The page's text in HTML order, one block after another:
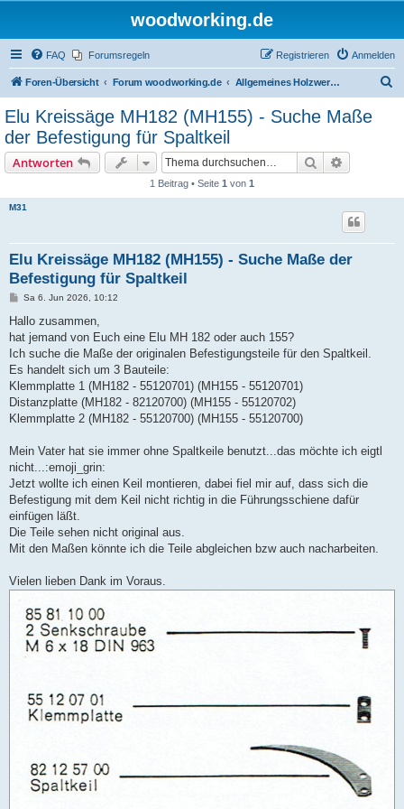
woodworking.de
FAQ Forumsregeln Anmelden
Registrieren
Foren-Übersicht Forum woodworking.de Allgemeines Holzwerkerforum - das laute Forum
Elu Kreissäge MH182 (MH155) - Suche Maße
der Befestigung für Spaltkeil
Antworten Suche
1 Beitrag • Seite 1 von 1
M31
Elu Kreissäge MH182 (MH155) - Suche Maße der
Befestigung für Spaltkeil
B
i
r
a
Sa 6. Jun 2026, 10:12
Hallo zusammen,
hat jemand von Euch eine Elu MH 182 oder auch 155?
Ich suche die Maße der originalen Befestigungsteile für den Spaltkeil.
Es handelt sich um 3 Bauteile:
Klemmplatte 1 (MH182 - 55120701) (MH155 - 55120701)
Distanzplatte (MH182 - 82120700) (MH155 - 55120702)
Klemmplatte 2 (MH182 - 55120700) (MH155 - 55120700)
Mein Vater hat sie immer ohne Spaltkeile benutzt...das möchte ich eigtl
nicht...:emoji_grin:
Jetzt wollte ich einen Keil montieren, dabei fiel mir auf, dass sich die
Befestigung mit dem Keil nicht richtig in die Führungsschiene dafür
einfügen läßt.
Die Teile sehen nicht original aus.
Mit den Maßen könnte ich die Teile abgleichen bzw auch nacharbeiten.
Vielen lieben Dank im Voraus.